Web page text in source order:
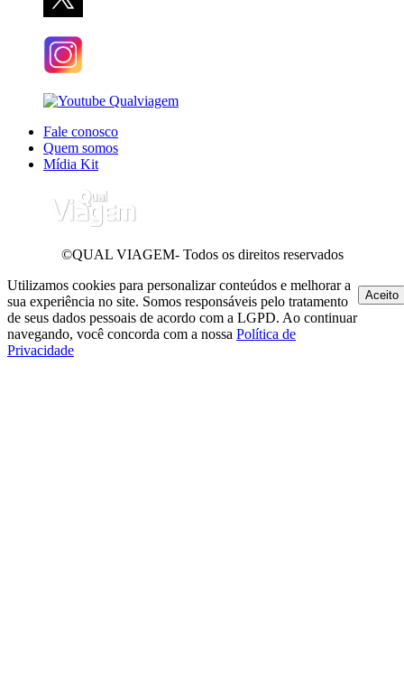
Fale conosco
Quem somos
Mídia Kit
©QUAL VIAGEM- Todos os direitos reservados
Utilizamos cookies para personalizar conteúdos e melhorar a
sua experiência no site. Somos responsáveis pelo tratamento
de seus dados pessoais de acordo com a LGPD. Ao continuar
navegando, você concorda com a nossa Política de
Privacidade
Aceito